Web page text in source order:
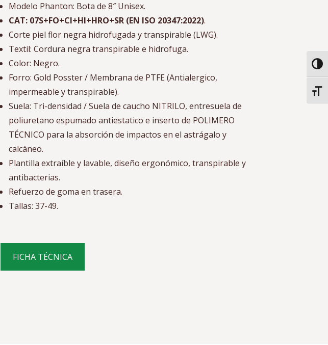
Modelo Phanton: Bota de 8″ Unisex.
CAT: 07S+FO+CI+HI+HRO+SR (EN ISO 20347:2022).
Corte piel flor negra hidrofugada y transpirable (LWG).
Textil: Cordura negra transpirable e hidrofuga.
Color: Negro.
Forro: Gold Posster / Membrana de PTFE (Antialergico,
impermeable y transpirable).
Suela: Tri-densidad / Suela de caucho NITRILO, entresuela de
poliuretano espumado antiestatico e inserto de POLIMERO
TÉCNICO para la absorción de impactos en el astrágalo y
calcáneo.
Plantilla extraíble y lavable, diseño ergonómico, transpirable y
antibacterias.
Refuerzo de goma en trasera.
Tallas: 37-49.
FICHA TÉCNICA